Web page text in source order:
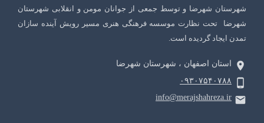
شهرستان شهرضا و توسط جمعی از جوانان مومن و انقلابی شهرستان
شهرضا تحت نظارت موسسه فرهنگی هنری مسیر رویش آینده سازان
تمدن ایجاد گردیده است.
استان اصفهان ، شهرستان شهرضا
۰۹۳۰۷۵۴۰۷۸۸
info@merajshahreza.ir